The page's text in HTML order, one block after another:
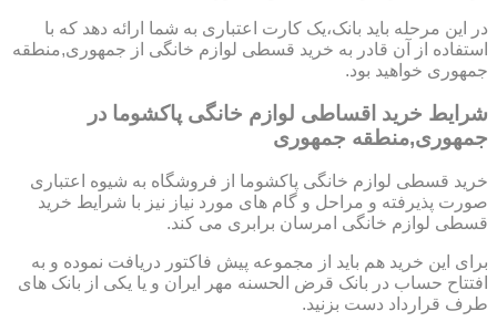
در این مرحله باید بانک،یک کارت اعتباری به شما ارائه دهد که با
استفاده از آن قادر به خرید قسطی لوازم خانگی از جمهوری,منطقه
جمهوری خواهید بود.
شرایط خرید اقساطی لوازم خانگی پاکشوما در
جمهوری,منطقه جمهوری
خرید قسطی لوازم خانگی پاکشوما از فروشگاه به شیوه اعتباری
صورت پذیرفته و مراحل و گام های مورد نیاز نیز با شرایط خرید
قسطی لوازم خانگی امرسان برابری می کند.
برای این خرید هم باید از مجموعه پیش فاکتور دریافت نموده و به
افتتاح حساب در بانک قرض الحسنه مهر ایران و یا یکی از بانک های
طرف قرارداد دست بزنید.